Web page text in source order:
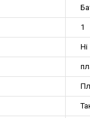
1
Ні